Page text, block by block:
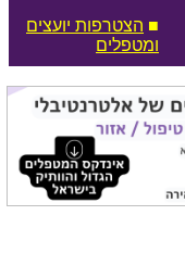
■ הצטרפות יועצים
ומטפלים